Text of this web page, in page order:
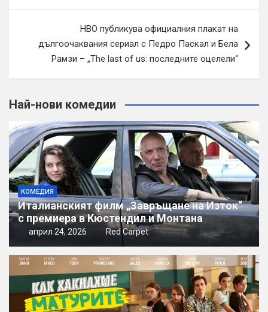
HBO публикува официалния плакат на
дългоочаквания сериал с Педро Паскал и Бела
Рамзи – „The last of us: последните оцелели“
Най-нови комедии
КОМЕДИЯ
Италианският филм „Завръщане на Изток“
с премиера в Кюстендил и Монтана
април 24, 2026 Red Carpet